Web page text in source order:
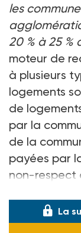
les
20 % à 25 %
moteur de
à plusieurs
logements
de
par la
de la
payées par
non-respect
La